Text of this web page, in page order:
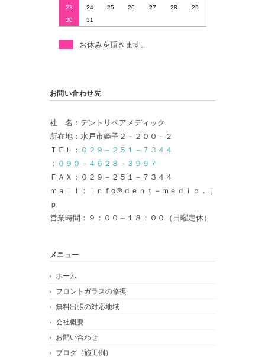
23
24 25 26 27 28
29
30
31
お休みを頂きます。
お問い合わせ先
社 名：デントリペアメディック
所在地：水戸市姫子２－２００－２
ＴＥＬ： ０２９－２５１－７３４４
： ０９０－４６２８－３９９７
ＦＡＸ：０２９－２５１－７３４４
ｍａｉｌ：ｉｎｆo＠ｄｅｎｔ－ｍｅｄｉｃ．ｊ
ｐ
営業時間：９：００～１８：００（日曜定休）
メニュー
ホーム
フロントガラスの修復
無料出張の対応地域
会社概要
お問い合わせ
ブログ（施工例）